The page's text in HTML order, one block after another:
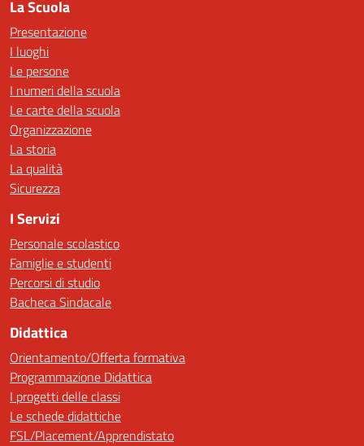
La Scuola
Presentazione
I luoghi
Le persone
I numeri della scuola
Le carte della scuola
Organizzazione
La storia
La qualità
Sicurezza
I Servizi
Personale scolastico
Famiglie e studenti
Percorsi di studio
Bacheca Sindacale
Didattica
Orientamento/Offerta formativa
Programmazione Didattica
I progetti delle classi
Le schede didattiche
FSL/Placement/Apprendistato